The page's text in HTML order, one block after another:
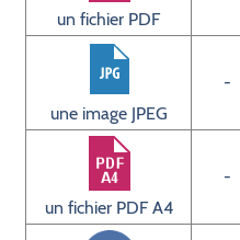
un fichier PDF
une image JPEG
-
un fichier PDF A4
-